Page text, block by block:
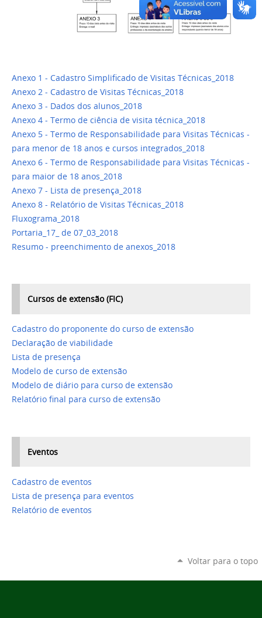
Anexo 1 - Cadastro Simplificado de Visitas Técnicas_2018
Anexo 2 - Cadastro de Visitas Técnicas_2018
Anexo 3 - Dados dos alunos_2018
Anexo 4 - Termo de ciência de visita técnica_2018
Anexo 5 - Termo de Responsabilidade para Visitas Técnicas -
para menor de 18 anos e cursos integrados_2018
Anexo 6 - Termo de Responsabilidade para Visitas Técnicas -
para maior de 18 anos_2018
Anexo 7 - Lista de presença_2018
Anexo 8 - Relatório de Visitas Técnicas_2018
Fluxograma_2018
Portaria_17_ de 07_03_2018
Resumo - preenchimento de anexos_2018
Cursos de extensão (FIC)
Cadastro do proponente do curso de extensão
Declaração de viabilidade
Lista de presença
Modelo de curso de extensão
Modelo de diário para curso de extensão
Relatório final para curso de extensão
Eventos
Cadastro de eventos
Lista de presença para eventos
Relatório de eventos
Voltar para o topo